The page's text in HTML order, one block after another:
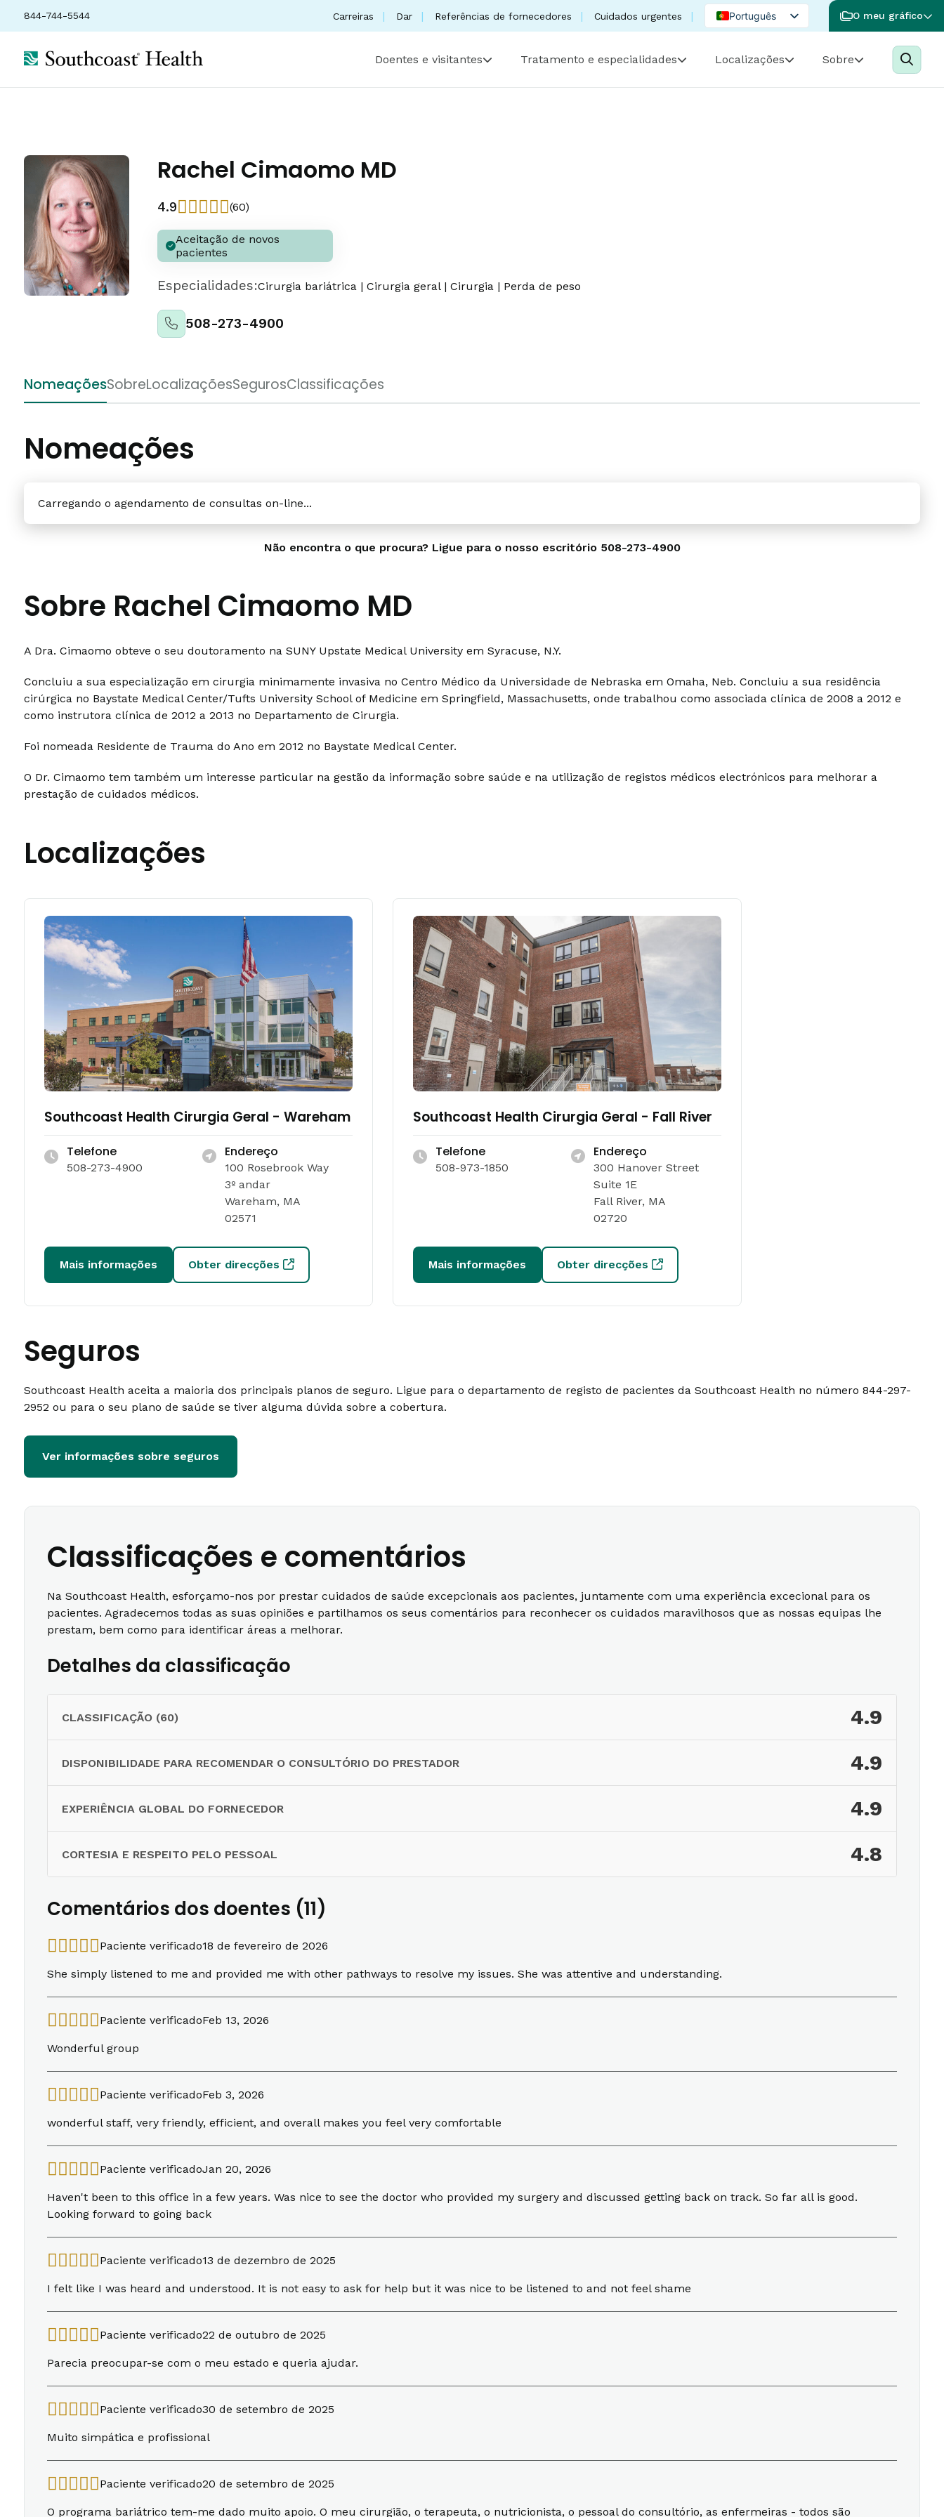
844-744-5544 Carreiras Dar Referências de fornecedores Cuidados urgentes
Português
Spanish
O meu gráfico
Doentes e visitantes Tratamento e especialidades Localizações Sobre
Rachel Cimaomo MD
4.9 (60)
Aceitação de novos
pacientes
Especialidades:Cirurgia bariátrica | Cirurgia geral| Cirurgia | Perda de peso
508-273-4900
NomeaçõesSobreLocalizaçõesSegurosClassificações
Nomeações
Carregando o agendamento de consultas on-line...
Não encontra o que procura? Ligue para o nosso escritório 508-273-4900
Sobre Rachel Cimaomo MD
A Dra. Cimaomo obteve o seu doutoramento na SUNY Upstate Medical University em Syracuse, N.Y.
Concluiu a sua especialização em cirurgia minimamente invasiva no Centro Médico da Universidade de Nebraska em Omaha, Neb. Concluiu a sua residência
cirúrgica no Baystate Medical Center/Tufts University School of Medicine em Springfield, Massachusetts, onde trabalhou como associada clínica de 2008 a 2012 e
como instrutora clínica de 2012 a 2013 no Departamento de Cirurgia.
Foi nomeada Residente de Trauma do Ano em 2012 no Baystate Medical Center.
O Dr. Cimaomo tem também um interesse particular na gestão da informação sobre saúde e na utilização de registos médicos electrónicos para melhorar a
prestação de cuidados médicos.
Localizações
Southcoast Health Cirurgia Geral - Wareham
Telefone
508-273-4900
Endereço
100 Rosebrook Way
3º andar
Wareham, MA
02571
Mais informações Obter direcções
Southcoast Health Cirurgia Geral - Fall River
Telefone
508-973-1850
Endereço
300 Hanover Street
Suite 1E
Fall River, MA
02720
Mais informações Obter direcções
Seguros
Southcoast Health aceita a maioria dos principais planos de seguro. Ligue para o departamento de registo de pacientes da Southcoast Health no número 844-297-
2952 ou para o seu plano de saúde se tiver alguma dúvida sobre a cobertura.
Ver informações sobre seguros
Classificações e comentários
Na Southcoast Health, esforçamo-nos por prestar cuidados de saúde excepcionais aos pacientes, juntamente com uma experiência excecional para os
pacientes. Agradecemos todas as suas opiniões e partilhamos os seus comentários para reconhecer os cuidados maravilhosos que as nossas equipas lhe
prestam, bem como para identificar áreas a melhorar.
Detalhes da classificação
CLASSIFICAÇÃO (60) 4.9
DISPONIBILIDADE PARA RECOMENDAR O CONSULTÓRIO DO PRESTADOR 4.9
EXPERIÊNCIA GLOBAL DO FORNECEDOR 4.9
CORTESIA E RESPEITO PELO PESSOAL 4.8
Comentários dos doentes (11)
Paciente verificado18 de fevereiro de 2026
She simply listened to me and provided me with other pathways to resolve my issues. She was attentive and understanding.
Paciente verificadoFeb 13, 2026
Wonderful group
Paciente verificadoFeb 3, 2026
wonderful staff, very friendly, efficient, and overall makes you feel very comfortable
Paciente verificadoJan 20, 2026
Haven't been to this office in a few years. Was nice to see the doctor who provided my surgery and discussed getting back on track. So far all is good.
Looking forward to going back
Paciente verificado13 de dezembro de 2025
I felt like I was heard and understood. It is not easy to ask for help but it was nice to be listened to and not feel shame
Paciente verificado22 de outubro de 2025
Parecia preocupar-se com o meu estado e queria ajudar.
Paciente verificado30 de setembro de 2025
Muito simpática e profissional
Paciente verificado20 de setembro de 2025
O programa bariátrico tem-me dado muito apoio. O meu cirurgião, o terapeuta, o nutricionista, o pessoal do consultório, as enfermeiras - todos são